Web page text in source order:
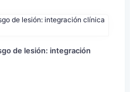
de lesión: integración